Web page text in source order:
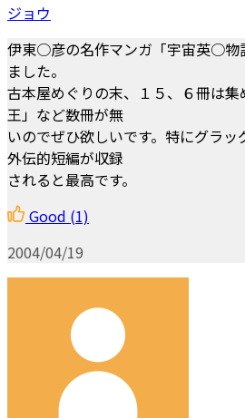
ジョウ
伊東○彦の名作マンガ「宇宙英○物
ました。
古本屋めぐりの末、１５、６冊は
王」など数冊が無
いのでぜひ欲しいです。特にグラ
外伝的短編が収録
されると最高です。
Good (1)
2004/04/19